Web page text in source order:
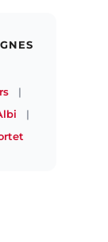
|
|